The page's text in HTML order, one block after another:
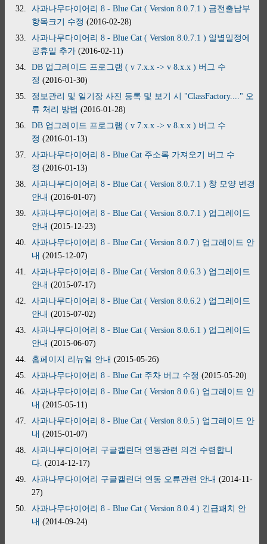
32.
사과나무다이어리 8 - Blue Cat ( Version 8.0.7.1 ) 금전출납부
항목크기 수정 (2016-02-28)
33.
사과나무다이어리 8 - Blue Cat ( Version 8.0.7.1 ) 일별일정에
공휴일 추가 (2016-02-11)
34.
DB 업그레이드 프로그램 ( v 7.x.x -> v 8.x.x ) 버그 수
정 (2016-01-30)
35.
정보관리 및 일기장 사진 등록 및 보기 시 "ClassFactory...." 오
류 처리 방법 (2016-01-28)
36.
DB 업그레이드 프로그램 ( v 7.x.x -> v 8.x.x ) 버그 수
정 (2016-01-13)
37.
사과나무다이어리 8 - Blue Cat 주소록 가져오기 버그 수
정 (2016-01-13)
38.
사과나무다이어리 8 - Blue Cat ( Version 8.0.7.1 ) 창 모양 변경
안내 (2016-01-07)
39.
사과나무다이어리 8 - Blue Cat ( Version 8.0.7.1 ) 업그레이드
안내 (2015-12-23)
40.
사과나무다이어리 8 - Blue Cat ( Version 8.0.7 ) 업그레이드 안
내 (2015-12-07)
41.
사과나무다이어리 8 - Blue Cat ( Version 8.0.6.3 ) 업그레이드
안내 (2015-07-17)
42.
사과나무다이어리 8 - Blue Cat ( Version 8.0.6.2 ) 업그레이드
안내 (2015-07-02)
43.
사과나무다이어리 8 - Blue Cat ( Version 8.0.6.1 ) 업그레이드
안내 (2015-06-07)
44.
홈페이지 리뉴얼 안내 (2015-05-26)
45.
사과나무다이어리 8 - Blue Cat 주차 버그 수정 (2015-05-20)
46.
사과나무다이어리 8 - Blue Cat ( Version 8.0.6 ) 업그레이드 안
내 (2015-05-11)
47.
사과나무다이어리 8 - Blue Cat ( Version 8.0.5 ) 업그레이드 안
내 (2015-01-07)
48.
사과나무다이어리 구글캘린더 연동관련 의견 수렴합니
다. (2014-12-17)
49.
사과나무다이어리 구글캘린더 연동 오류관련 안내 (2014-11-
27)
50.
사과나무다이어리 8 - Blue Cat ( Version 8.0.4 ) 긴급패치 안
내 (2014-09-24)